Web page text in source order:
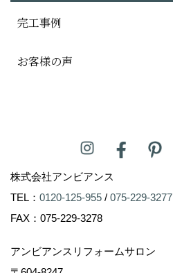
完工事例
お客様の声
株式会社アンビアンス
TEL： 0120-125-955 / 075-229-3277
FAX：075-229-3278
アンビアンスリフォームサロン